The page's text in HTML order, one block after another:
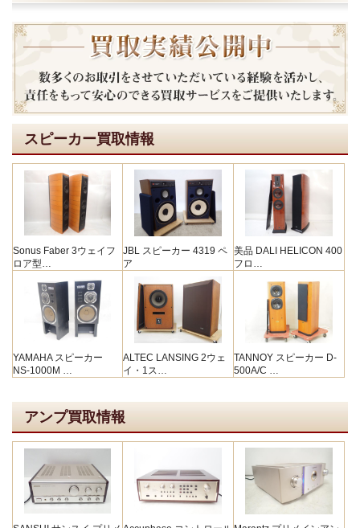
スピーカー買取情報
Sonus Faber 3ウェイフ
ロア型…
JBL スピーカー 4319 ペ
ア
美品 DALI HELICON 400
フロ…
YAMAHA スピーカー
NS-1000M …
ALTEC LANSING 2ウェ
イ・1ス…
TANNOY スピーカー D-
500A/C …
アンプ買取情報